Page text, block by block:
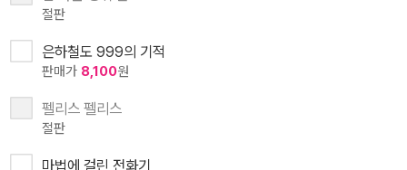
절판
은하철도 999의 기적
판매가 8,100원
펠리스 펠리스
절판
마법에 걸린 전화기